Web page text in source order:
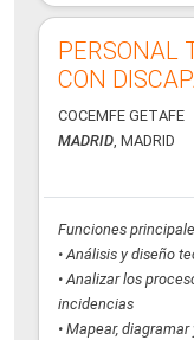
PERSONAL
CON
COCEMFE GETAFE
MADRID, MADRID
Funciones
• Análisis y diseño
• Analizar los
incidencias
• Mapear,